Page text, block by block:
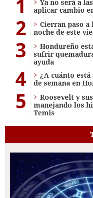
1
Ya no será a
aplicar cambio
2
Cierran paso a
noche de este
3
Hondureño
sufrir
ayuda
4
¿A cuánto
de semana en
5
Roosevelt y
manejando los
Temis